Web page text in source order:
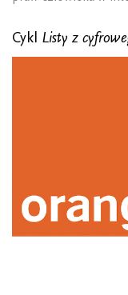
Cykl Listy z